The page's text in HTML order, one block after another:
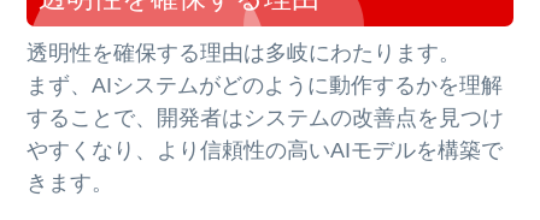
透明性を確保する理由は多岐にわたります。
まず、AIシステムがどのように動作するかを理解
することで、開発者はシステムの改善点を見つけ
やすくなり、より信頼性の高いAIモデルを構築で
きます。